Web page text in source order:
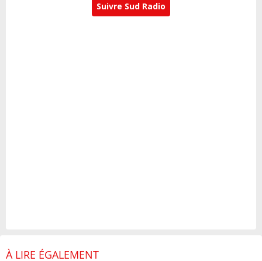
Suivre Sud Radio
À LIRE ÉGALEMENT